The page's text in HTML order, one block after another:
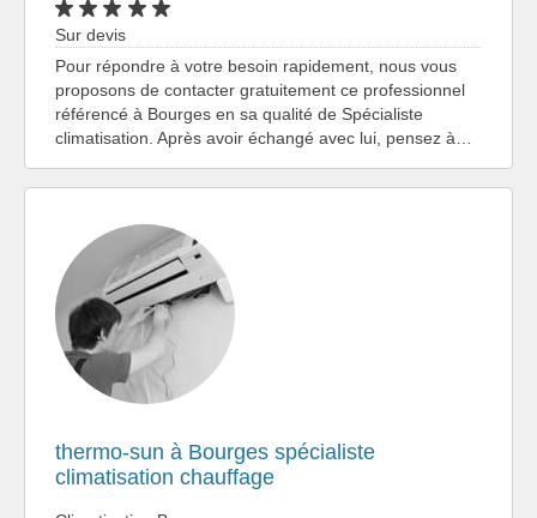
Sur devis
Pour répondre à votre besoin rapidement, nous vous
proposons de contacter gratuitement ce professionnel
référencé à Bourges en sa qualité de Spécialiste
climatisation. Après avoir échangé avec lui, pensez à…
thermo-sun à Bourges spécialiste
climatisation chauffage